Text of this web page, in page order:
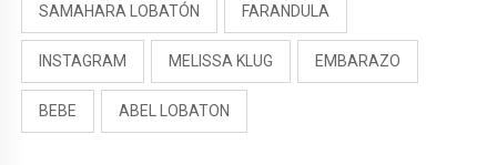
SAMAHARA LOBATÓN FARANDULA
INSTAGRAM MELISSA KLUG EMBARAZO
BEBE ABEL LOBATON